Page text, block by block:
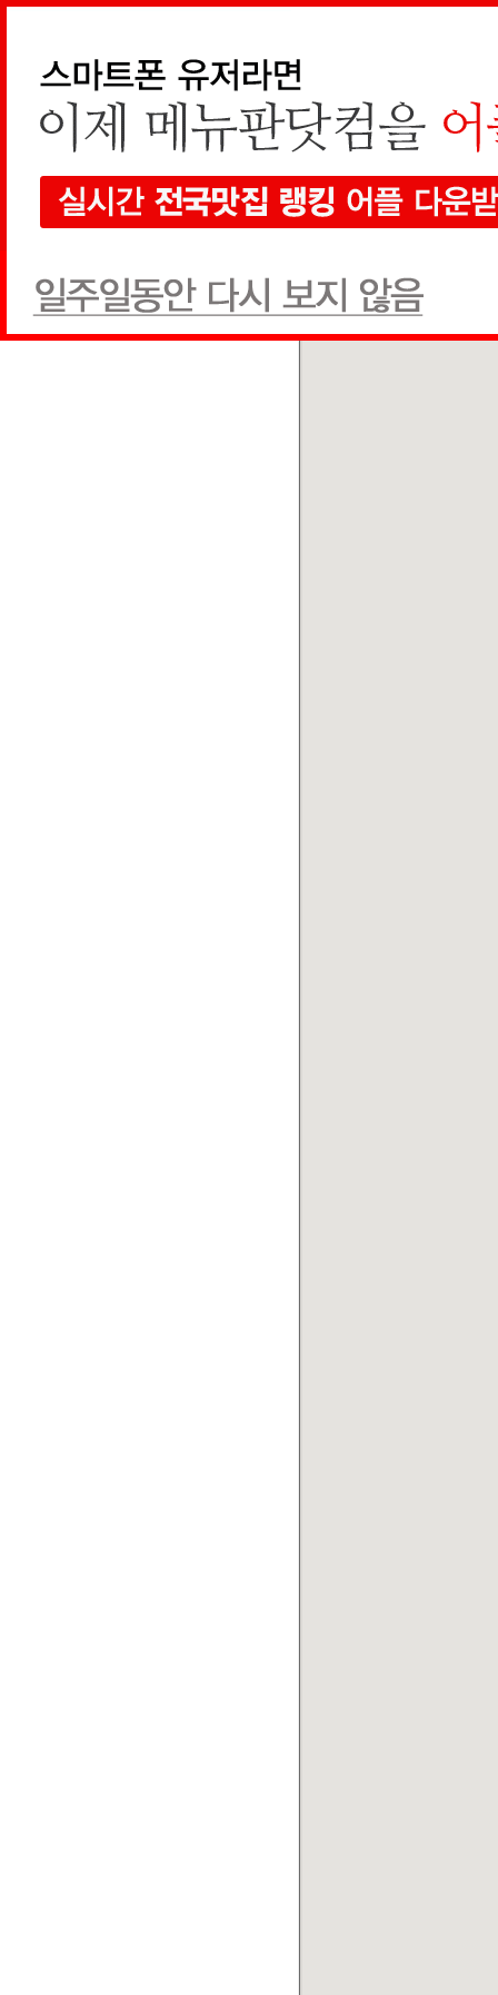
현재 지도에서 검색
음식점1개 검색
전체 상호순 추천글순 쿠폰순
(02) 2285-5988
추천글0 쿠폰 0
지역검색 선택하세요